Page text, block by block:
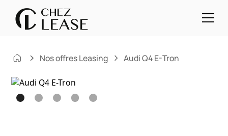
Nos offres Leasing Audi Q4 E-Tron